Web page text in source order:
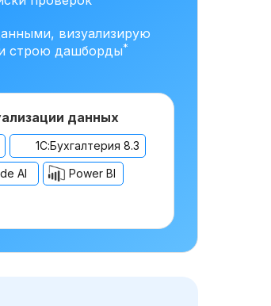
визуализирую
строю дашборды*
Power BI
данных
1С:Бухгалтерия 8.3
AI